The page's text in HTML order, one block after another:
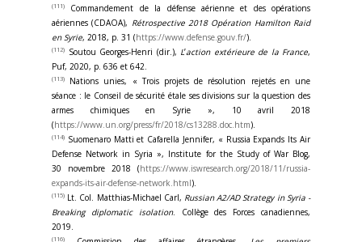
(111)
Commandement de la défense aérienne et des opérations
aériennes (CDAOA), Rétrospective 2018 Opération Hamilton Raid
en Syrie, 2018, p. 31 (https://www.defense.gouv.fr/).
(112) Soutou Georges-Henri (dir.), L’action extérieure de la France,
Puf, 2020, p. 636 et 642.
(113)
Nations unies, « Trois projets de résolution rejetés en une
séance : le Conseil de sécurité étale ses divisions sur la question des
armes chimiques en Syrie », 10 avril 2018
(https://www.un.org/press/fr/2018/cs13288.doc.htm).
(114) Suomenaro Matti et Cafarella Jennifer, « Russia Expands Its Air
Defense Network in Syria », Institute for the Study of War Blog,
30 novembre 2018 (https://www.iswresearch.org/2018/11/russia-
expands-its-air-defense-network.html).
(115) Lt. Col. Matthias-Michael Carl, Russian A2/AD Strategy in Syria -
Breaking diplomatic isolation. Collège des Forces canadiennes,
2019.
(116)